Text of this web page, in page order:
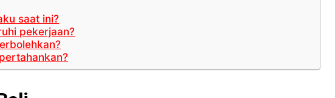
saat ini?
pekerjaan?